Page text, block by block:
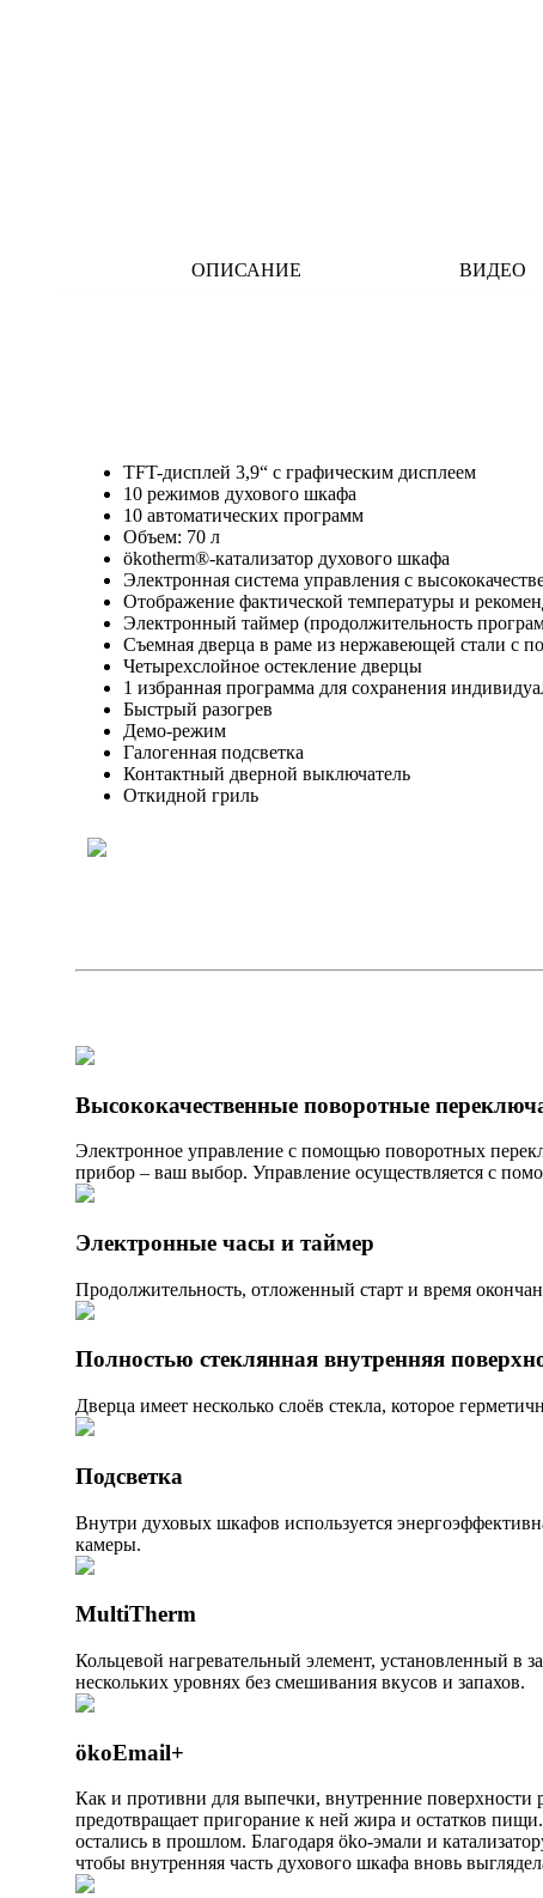
ОПИСАНИЕ ВИДЕО
TFT-дисплей 3,9“ с графическим дисплеем
10 режимов духового шкафа
10 автоматических программ
Объем: 70 л
ökotherm®-катализатор духового шкафа
Электронная система управления с
Отображение фактической температуры и
Электронный таймер (продолжительность
Съемная дверца в раме из нержавеющей стали с
Четырехслойное остекление дверцы
1 избранная программа для сохранения
Быстрый разогрев
Демо-режим
Галогенная подсветка
Контактный дверной выключатель
Откидной гриль
Высококачественные поворотные
Электронное управление с помощью поворотных
прибор – ваш выбор. Управление осуществляется с
Электронные часы и таймер
Продолжительность, отложенный старт и время
Полностью стеклянная внутренняя
Дверца имеет несколько слоёв стекла, которое
Подсветка
Внутри духовых шкафов используется
камеры.
MultiTherm
Кольцевой нагревательный элемент, установленный в
нескольких уровнях без смешивания вкусов и запахов.
ökoEmail+
Как и противни для выпечки, внутренние
предотвращает пригорание к ней жира и остатков
остались в прошлом. Благодаря öko-эмали и
чтобы внутренняя часть духового шкафа вновь